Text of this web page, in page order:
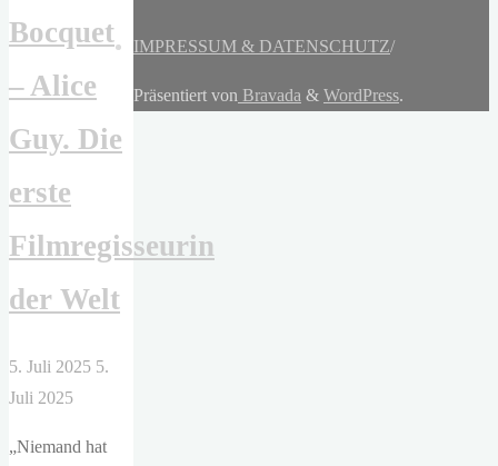
Bocquet
– Alice
Guy. Die
erste
Filmregisseurin
der Welt
5. Juli 2025 5.
Juli 2025
„Niemand hat
IMPRESSUM & DATENSCHUTZ/
Präsentiert von Bravada & WordPress.